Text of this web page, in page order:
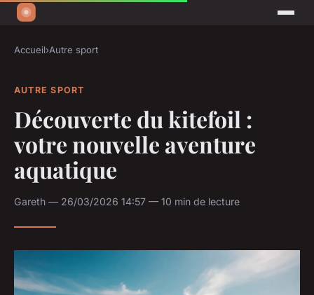
Accueil›Autre sport
AUTRE SPORT
Découverte du kitefoil :
votre nouvelle aventure
aquatique
Gareth — 26/03/2026 14:57 — 10 min de lecture